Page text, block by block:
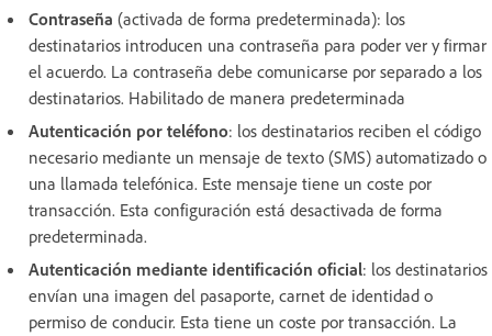
Contraseña (activada de forma predeterminada): los
destinatarios introducen una contraseña para poder ver y firmar
el acuerdo. La contraseña debe comunicarse por separado a los
destinatarios. Habilitado de manera predeterminada
Autenticación por teléfono: los destinatarios reciben el código
necesario mediante un mensaje de texto (SMS) automatizado o
una llamada telefónica. Este mensaje tiene un coste por
transacción. Esta configuración está desactivada de forma
predeterminada.
Autenticación mediante identificación oficial: los destinatarios
envían una imagen del pasaporte, carnet de identidad o
permiso de conducir. Esta tiene un coste por transacción. La